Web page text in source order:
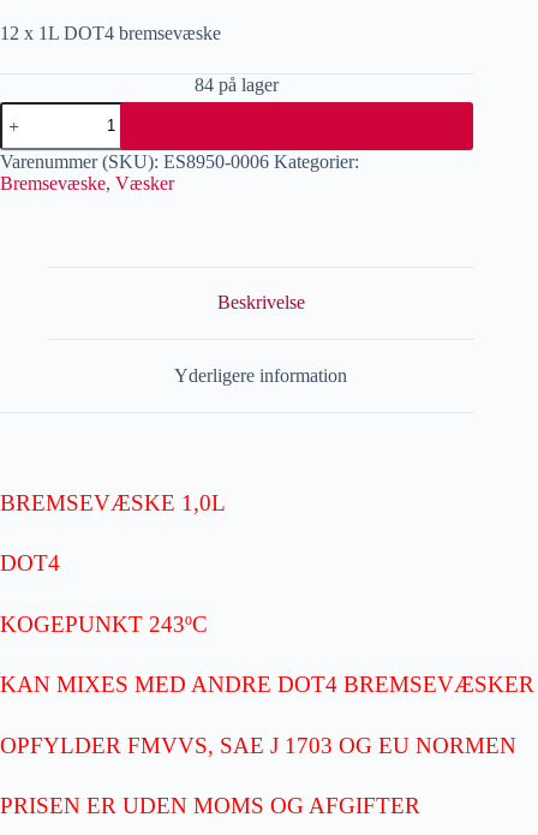
12 x 1L DOT4 bremsevæske
84 på lager
Varenummer (SKU): ES8950-0006 Kategorier:
Bremsevæske, Væsker
Beskrivelse
Yderligere information
BREMSEVÆSKE 1,0L
DOT4
KOGEPUNKT 243ºC
KAN MIXES MED ANDRE DOT4 BREMSEVÆSKER
OPFYLDER FMVVS, SAE J 1703 OG EU NORMEN
PRISEN ER UDEN MOMS OG AFGIFTER